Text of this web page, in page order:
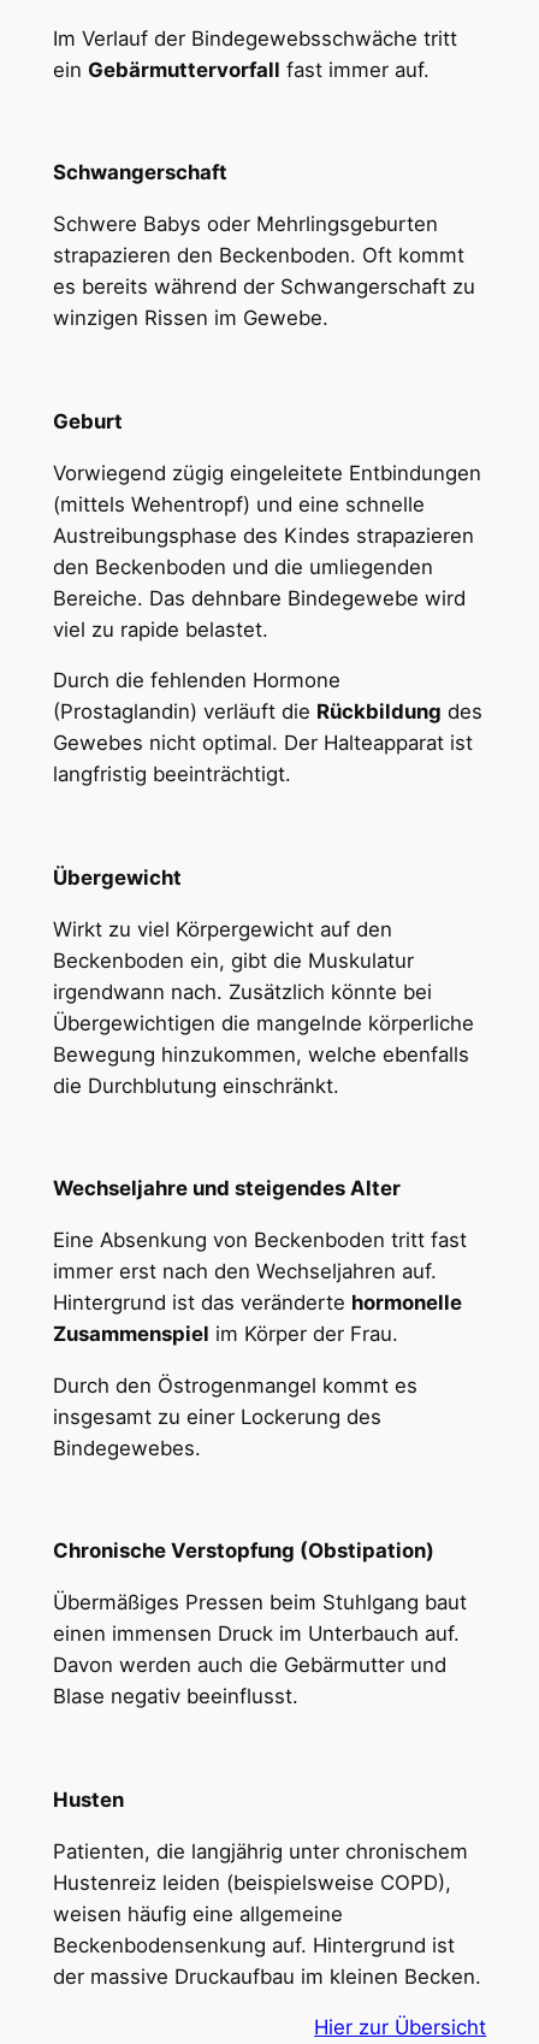
Im Verlauf der Bindegewebsschwäche tritt
ein Gebärmuttervorfall fast immer auf.
Schwangerschaft
Schwere Babys oder Mehrlingsgeburten
strapazieren den Beckenboden. Oft kommt
es bereits während der Schwangerschaft zu
winzigen Rissen im Gewebe.
Geburt
Vorwiegend zügig eingeleitete Entbindungen
(mittels Wehentropf) und eine schnelle
Austreibungsphase des Kindes strapazieren
den Beckenboden und die umliegenden
Bereiche. Das dehnbare Bindegewebe wird
viel zu rapide belastet.
Durch die fehlenden Hormone
(Prostaglandin) verläuft die Rückbildung des
Gewebes nicht optimal. Der Halteapparat ist
langfristig beeinträchtigt.
Übergewicht
Wirkt zu viel Körpergewicht auf den
Beckenboden ein, gibt die Muskulatur
irgendwann nach. Zusätzlich könnte bei
Übergewichtigen die mangelnde körperliche
Bewegung hinzukommen, welche ebenfalls
die Durchblutung einschränkt.
Wechseljahre und steigendes Alter
Eine Absenkung von Beckenboden tritt fast
immer erst nach den Wechseljahren auf.
Hintergrund ist das veränderte hormonelle
Zusammenspiel im Körper der Frau.
Durch den Östrogenmangel kommt es
insgesamt zu einer Lockerung des
Bindegewebes.
Chronische Verstopfung (Obstipation)
Übermäßiges Pressen beim Stuhlgang baut
einen immensen Druck im Unterbauch auf.
Davon werden auch die Gebärmutter und
Blase negativ beeinflusst.
Husten
Patienten, die langjährig unter chronischem
Hustenreiz leiden (beispielsweise COPD),
weisen häufig eine allgemeine
Beckenbodensenkung auf. Hintergrund ist
der massive Druckaufbau im kleinen Becken.
Hier zur Übersicht